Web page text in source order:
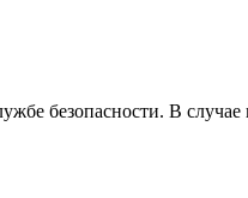
безопасности. В